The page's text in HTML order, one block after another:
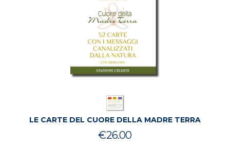
LE CARTE DEL CUORE DELLA MADRE TERRA
€26.00